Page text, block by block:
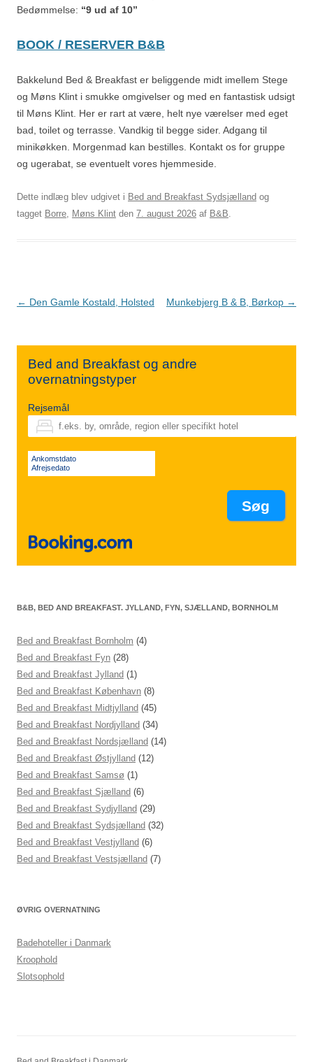
Bedømmelse: “9 ud af 10”
BOOK / RESERVER B&B
Bakkelund Bed & Breakfast er beliggende midt imellem Stege
og Møns Klint i smukke omgivelser og med en fantastisk udsigt
til Møns Klint. Her er rart at være, helt nye værelser med eget
bad, toilet og terrasse. Vandkig til begge sider. Adgang til
minikøkken. Morgenmad kan bestilles. Kontakt os for gruppe
og ugerabat, se eventuelt vores hjemmeside.
Dette indlæg blev udgivet i Bed and Breakfast Sydsjælland og
tagget Borre, Møns Klint den 7. august 2026 af B&B.
Indlægsnavigation
← Den Gamle Kostald, Holsted Munkebjerg B & B, Børkop →
Bed and Breakfast og andre
overnatningstyper
Rejsemål
Ankomstdato
Afrejsedato
B&B, BED AND BREAKFAST. JYLLAND, FYN, SJÆLLAND, BORNHOLM
Bed and Breakfast Bornholm (4)
Bed and Breakfast Fyn (28)
Bed and Breakfast Jylland (1)
Bed and Breakfast København (8)
Bed and Breakfast Midtjylland (45)
Bed and Breakfast Nordjylland (34)
Bed and Breakfast Nordsjælland (14)
Bed and Breakfast Østjylland (12)
Bed and Breakfast Samsø (1)
Bed and Breakfast Sjælland (6)
Bed and Breakfast Sydjylland (29)
Bed and Breakfast Sydsjælland (32)
Bed and Breakfast Vestjylland (6)
Bed and Breakfast Vestsjælland (7)
ØVRIG OVERNATNING
Badehoteller i Danmark
Kroophold
Slotsophold